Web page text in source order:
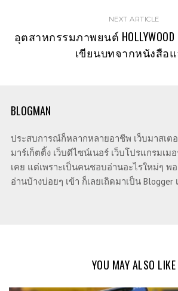
NEXT ARTICLE
อุตสาหกรรมภาพยนต์
เขียนบทจากหนังสือ
BLOGMAN
ประสบการณ์ก็หลากหลายอาชีพ เว็บมาสเตอ
มาร์เก็ตติ้ง เว็บดีไซน์เนอร์ เว็บโปรแกรมเม
เคย แต่เพราะเป็นคนชอบอ่านอะไรใหม่ๆ พ
อ่านบ้างบ่อยๆ เข้า ก็เลยเถิดมาเป็น
YOU MAY ALSO LIKE